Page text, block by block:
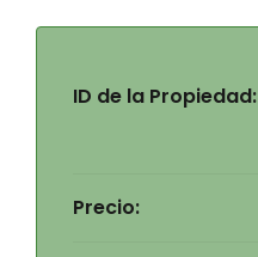
ID de la Propiedad:
Precio: